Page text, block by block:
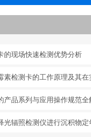
的现场快速检测优势分析
产品系列与应用操作规范全
光辐照检测仪进行沉积物定